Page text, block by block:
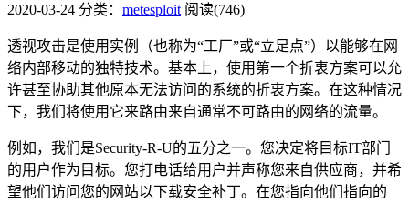
2020-03-24 分类： metesploit 阅读(746)
透视攻击是使用实例（也称为“工厂”或“立足点”）以能够在网
络内部移动的独特技术。基本上，使用第一个折衷方案可以允
许甚至协助其他原本无法访问的系统的折衷方案。在这种情况
下，我们将使用它来路由来自通常不可路由的网络的流量。
例如，我们是Security-R-U的五分之一。您决定将目标IT部门
的用户作为目标。您打电话给用户并声称您来自供应商，并希
望他们访问您的网站以下载安全补丁。在您指向他们指向的